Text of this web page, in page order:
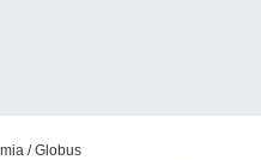
/ Globus